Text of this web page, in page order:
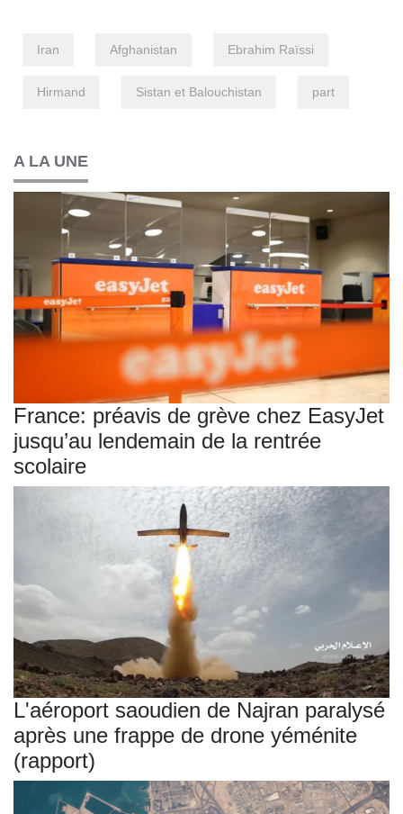
Iran Afghanistan Ebrahim Raïssi
Hirmand Sistan et Balouchistan part
A LA UNE
France: préavis de grève chez EasyJet
jusqu’au lendemain de la rentrée
scolaire
L'aéroport saoudien de Najran paralysé
après une frappe de drone yéménite
(rapport)